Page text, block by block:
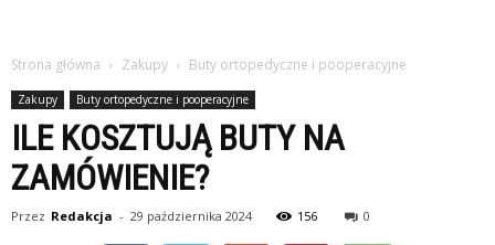
Strona główna Zakupy Buty ortopedyczne i pooperacyjne
Zakupy Buty ortopedyczne i pooperacyjne
ILE KOSZTUJĄ BUTY NA
ZAMÓWIENIE?
Przez Redakcja - 29 października 2024 156 0